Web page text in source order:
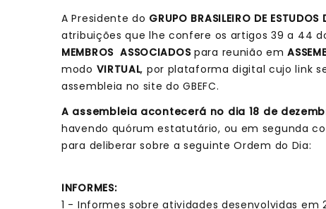
A Presidente do GRUPO BRASILEIRO DE
atribuições que lhe confere os artigos 39 a 44
MEMBROS ASSOCIADOSpara reunião em
modo VIRTUAL, por plataforma digital cujo link
assembleia no site do GBEFC.
A assembleia acontecerá no dia 18 de
havendo quórum estatutário, ou em segunda
para deliberar sobre a seguinte Ordem do Dia:
INFORMES:
1 - Informes sobre atividades desenvolvidas em